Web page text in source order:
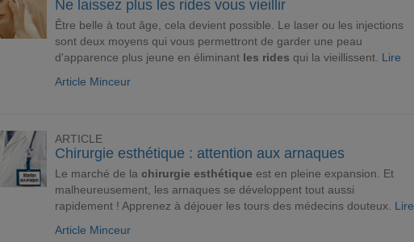
Ne laissez plus les rides vous vieillir
Être belle à tout âge, cela devient possible. Le laser ou les injections
sont deux moyens qui vous permettront de garder une peau
d'apparence plus jeune en éliminant les rides qui la vieillissent. Lire
Article Minceur
ARTICLE
Chirurgie esthétique : attention aux arnaques
Le marché de la chirurgie esthétique est en pleine expansion. Et
malheureusement, les arnaques se développent tout aussi
rapidement ! Apprenez à déjouer les tours des médecins douteux. Lire
Article Minceur